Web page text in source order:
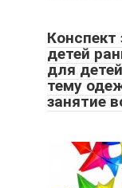
детей
для
тему
занятие